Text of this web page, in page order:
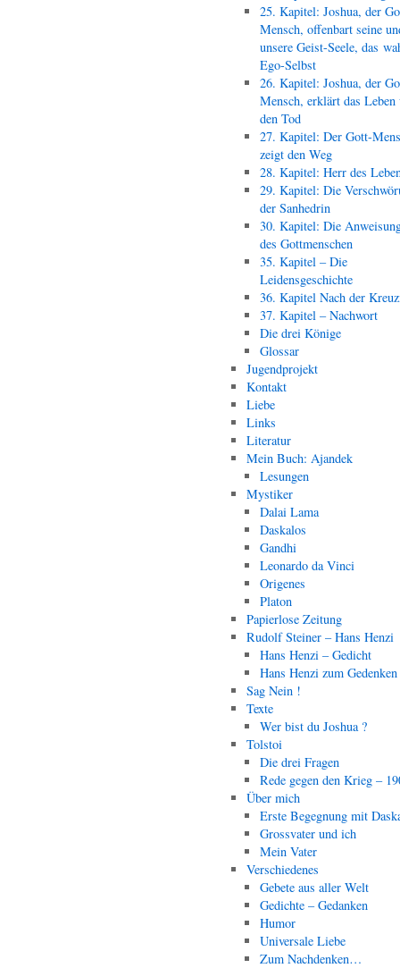
25. Kapitel: Joshua, der
Mensch, offenbart seine
unsere Geist-Seele, das
Ego-Selbst
26. Kapitel: Joshua, der
Mensch, erklärt das Leben
den Tod
27. Kapitel: Der Gott-
zeigt den Weg
28. Kapitel: Herr des
29. Kapitel: Die
der Sanhedrin
30. Kapitel: Die
des Gottmenschen
35. Kapitel – Die
Leidensgeschichte
36. Kapitel Nach der
37. Kapitel – Nachwort
Die drei Könige
Glossar
Jugendprojekt
Kontakt
Liebe
Links
Literatur
Mein Buch: Ajandek
Lesungen
Mystiker
Dalai Lama
Daskalos
Gandhi
Leonardo da Vinci
Origenes
Platon
Papierlose Zeitung
Rudolf Steiner – Hans Henzi
Hans Henzi – Gedicht
Hans Henzi zum Gedenken
Sag Nein !
Texte
Wer bist du Joshua ?
Tolstoi
Die drei Fragen
Rede gegen den Krieg –
Über mich
Erste Begegnung mit
Grossvater und ich
Mein Vater
Verschiedenes
Gebete aus aller Welt
Gedichte – Gedanken
Humor
Universale Liebe
Zum Nachdenken…